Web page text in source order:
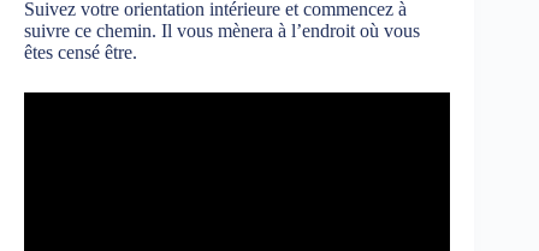
Suivez votre orientation intérieure et commencez à
suivre ce chemin. Il vous mènera à l’endroit où vous
êtes censé être.